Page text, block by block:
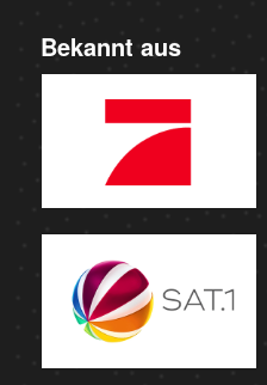
Bekannt aus